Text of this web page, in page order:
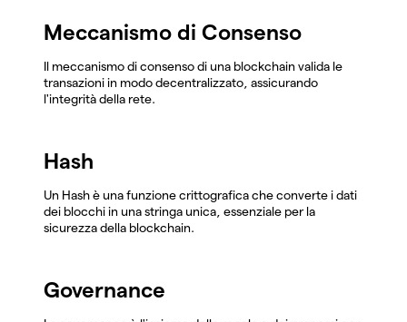
Meccanismo di Consenso
Il meccanismo di consenso di una blockchain valida le
transazioni in modo decentralizzato, assicurando
l'integrità della rete.
Hash
Un Hash è una funzione crittografica che converte i dati
dei blocchi in una stringa unica, essenziale per la
sicurezza della blockchain.
Governance